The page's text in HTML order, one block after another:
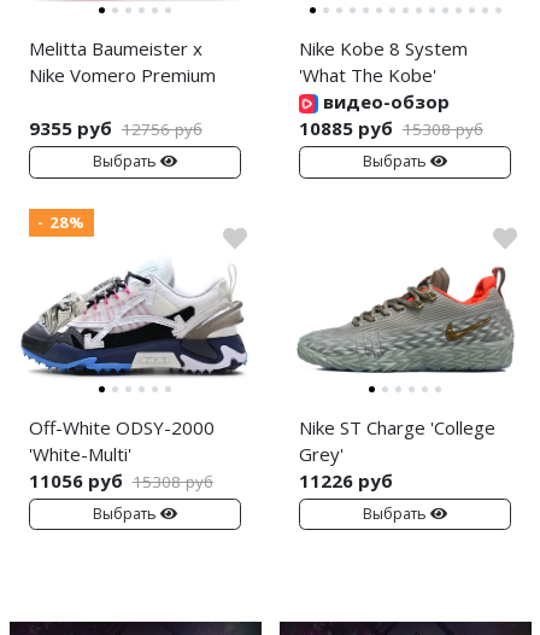
Melitta Baumeister x
Nike Vomero Premium
9355 руб 12756 руб
Выбрать
Nike Kobe 8 System
'What The Kobe'
видео-обзор
10885 руб 15308 руб
Выбрать
- 28%
Off-White ODSY-2000
'White-Multi'
11056 руб 15308 руб
Выбрать
Nike ST Charge 'College
Grey'
11226 руб
Выбрать